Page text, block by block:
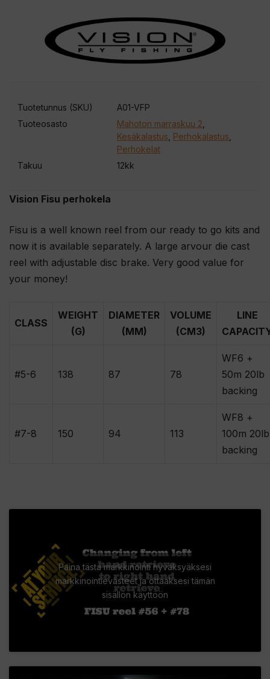
Vision Fisu perhokela
Fisu is a well known reel from our ready to go kits and
now it is available separately. A large arvour die cast
reel with adjustable disc brake. Very good value for
your money!
CLASS
WEIGHT
(G)
DIAMETER
(MM)
VOLUME
(CM3)
LINE
#5-6 138 87 78
WF6 +
50m 20lb
backing
#7-8 150 94 113
WF8 +
100m 20lb
backing
Paina tästä markkinointi hyväksyäksesi
markkinointievästeet ja ottaaksesi tämän
sisällön käyttöön
Tuotetunnus (SKU)
A01-VFP
Tuoteosasto
Mahoton marraskuu 2,
Kesäkalastus, Perhokalastus,
Perhokelat
Takuu
12kk